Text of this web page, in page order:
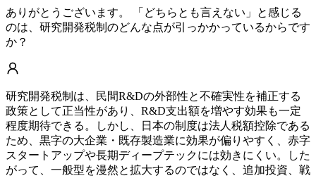
ありがとうございます。 「どちらとも言えない」と感じる
のは、研究開発税制のどんな点が引っかかっているからです
か？
研究開発税制は、民間R&Dの外部性と不確実性を補正する
政策として正当性があり、R&D支出額を増やす効果も一定
程度期待できる。しかし、日本の制度は法人税額控除である
ため、黒字の大企業・既存製造業に効果が偏りやすく、赤字
スタートアップや長期ディープテックには効きにくい。した
がって、一般型を漫然と拡大するのではなく、追加投資、戦